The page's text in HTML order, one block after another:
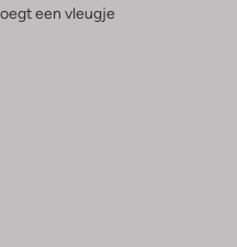
een vleugje